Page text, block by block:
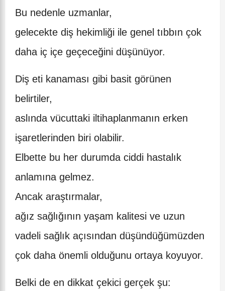
Bu nedenle uzmanlar,
gelecekte diş hekimliği ile genel tıbbın çok
daha iç içe geçeceğini düşünüyor.
Diş eti kanaması gibi basit görünen
belirtiler,
aslında vücuttaki iltihaplanmanın erken
işaretlerinden biri olabilir.
Elbette bu her durumda ciddi hastalık
anlamına gelmez.
Ancak araştırmalar,
ağız sağlığının yaşam kalitesi ve uzun
vadeli sağlık açısından düşündüğümüzden
çok daha önemli olduğunu ortaya koyuyor.
Belki de en dikkat çekici gerçek şu: